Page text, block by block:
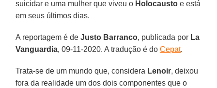
suicidar e uma mulher que viveu o Holocausto e está
em seus últimos dias.
A reportagem é deJusto Barranco, publicada por La
Vanguardia, 09-11-2020. A tradução é doCepat.
Trata-se de um mundo que, considera Lenoir, deixou
fora da realidade um dos dois componentes que o